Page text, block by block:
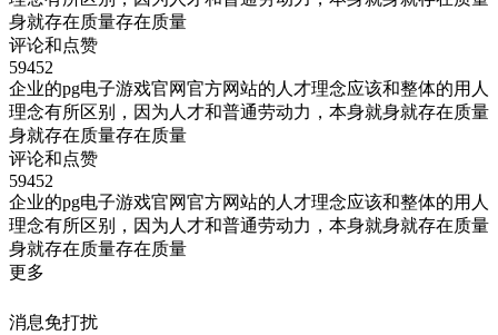
身就存在质量存在质量
评论和点赞
59452
企业的pg电子游戏官网官方网站的人才理念应该和整体的用人
理念有所区别，因为人才和普通劳动力，本身就身就存在质量
身就存在质量存在质量
评论和点赞
59452
企业的pg电子游戏官网官方网站的人才理念应该和整体的用人
理念有所区别，因为人才和普通劳动力，本身就身就存在质量
身就存在质量存在质量
更多
消息免打扰